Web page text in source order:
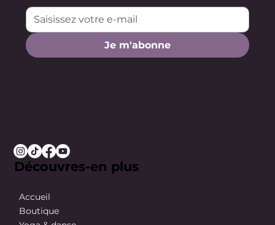
Je m'abonne
Découvres-en plus
Accueil
Boutique